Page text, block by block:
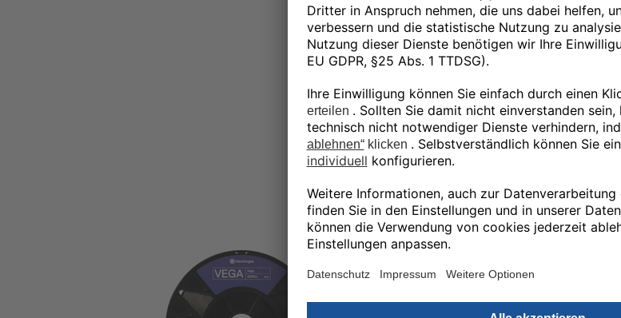
ideal für fortschrittliche
bis hin zur industriellen Robotik
FX10 und FX20 kompatibel und
Ähnliche Produkte